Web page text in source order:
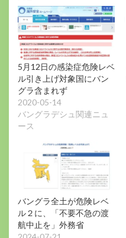
5月12日の感染症危険レベ
ル引き上げ対象国にバン
グラ含まれず
2020-05-14
バングラデシュ関連ニュ
ース
バングラ全土が危険レベ
ル２に、「不要不急の渡
航中止を」外務省